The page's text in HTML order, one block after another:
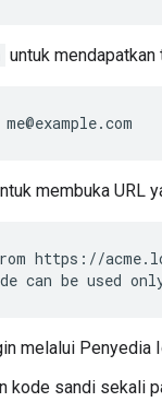
untuk
membuka URL
https://
can be used
melalui Penyedia
kode sandi sekali